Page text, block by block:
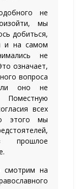
не
мы
добиться,
и на самом
не
означает,
вопроса
оно не
всех
этого мы
прошлое
смотрим на